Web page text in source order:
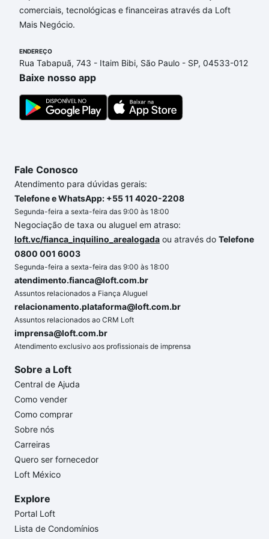
Barbacena, MG que custam a partir de R$ 0 e com
nossas opções de financiamento imobiliário as
ainda tem alguma dúvida dos custos envolvidos no
processo de compra, veja em nosso portal quanto
custa comprar um apartamento
gente para comprar o imóvel dos seus sonhos com
segurança e conforto. Loft, com você até as
comerciais, tecnológicas e financeiras através da Loft
Mais Negócio.
ENDEREÇO
Rua Tabapuã, 743 - Itaim Bibi, São Paulo - SP, 04533-012
Baixe nosso app
Fale Conosco
Atendimento para dúvidas gerais:
Telefone e WhatsApp: +55 11 4020-2208
Segunda-feira a sexta-feira das 9:00 às 18:00
Negociação de taxa ou aluguel em atraso:
loft.vc/fianca_inquilino_arealogada ou através do Telefone
0800 001 6003
Segunda-feira a sexta-feira das 9:00 às 18:00
atendimento.fianca@loft.com.br
Assuntos relacionados a Fiança Aluguel
relacionamento.plataforma@loft.com.br
Assuntos relacionados ao CRM Loft
imprensa@loft.com.br
Atendimento exclusivo aos profissionais de imprensa
Sobre a Loft
Central de Ajuda
Como vender
Como comprar
Sobre nós
Carreiras
Quero ser fornecedor
Loft México
Explore
Portal Loft
Lista de Condomínios